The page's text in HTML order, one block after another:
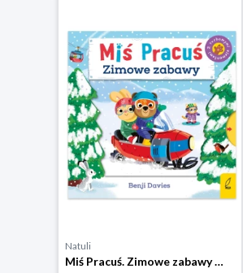
Natuli
Miś Pracuś. Zimowe zabawy Wilga